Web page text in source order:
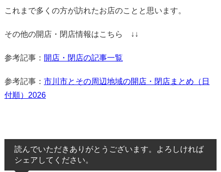
これまで多くの方が訪れたお店のことと思います。
その他の開店・閉店情報はこちら ↓↓
参考記事： 開店・閉店の記事一覧
参考記事： 市川市とその周辺地域の開店・閉店まとめ（日
付順）2026
読んでいただきありがとうございます。よろしければ
シェアしてください。